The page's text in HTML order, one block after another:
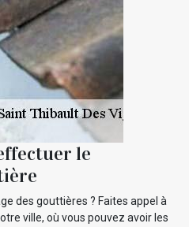
le
des gouttières ? Faites appel à
ville, où vous pouvez avoir les